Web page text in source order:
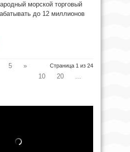
морской торговый
до 12 миллионов
Страница 1 из 24
5
»
10
20
...